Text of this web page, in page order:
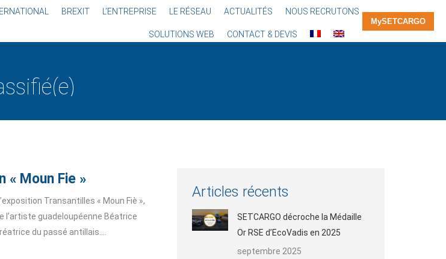
BREXIT L’ENTREPRISE LE RÉSEAU ACTUALITÉS NOUS RECRUTONS
SOLUTIONS WEB CONTACT & DEVIS
MySETCARGO
« Moun Fie »
Transantilles « Moun Fiè »,
l’artiste guadeloupéenne Béatrice
du passé antillais.…
Articles récents
SETCARGO décroche la Médaille
Or RSE d’EcoVadis en 2025
septembre 2025